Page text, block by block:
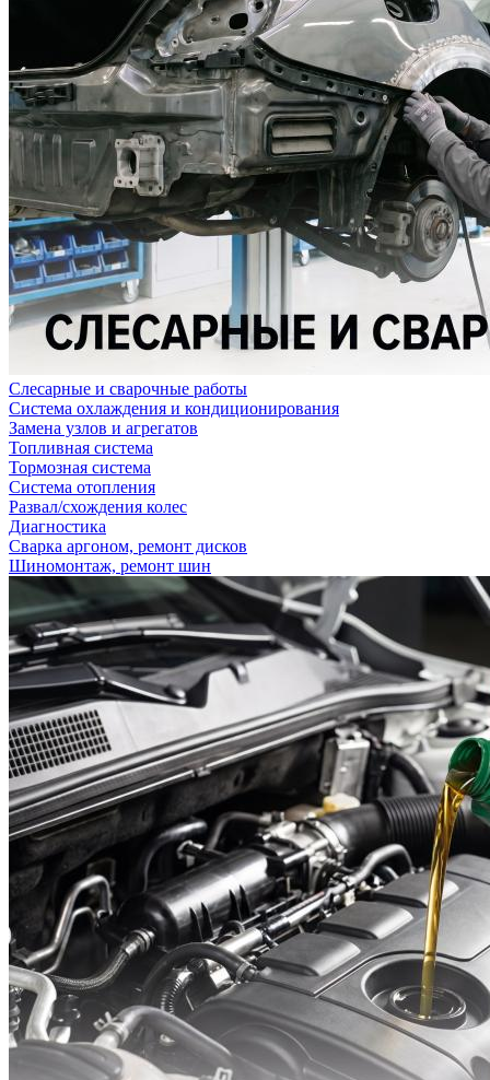
Слесарные и сварочные работы
Система охлаждения и кондиционирования
Замена узлов и агрегатов
Топливная система
Тормозная система
Система отопления
Развал/схождения колес
Диагностика
Сварка аргоном, ремонт дисков
Шиномонтаж, ремонт шин